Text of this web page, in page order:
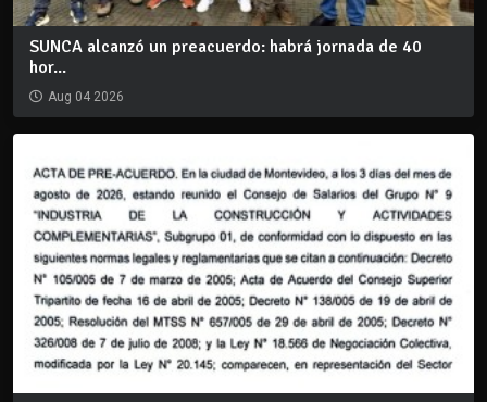
SUNCA alcanzó un preacuerdo: habrá jornada de 40
hor...
Aug 04 2026